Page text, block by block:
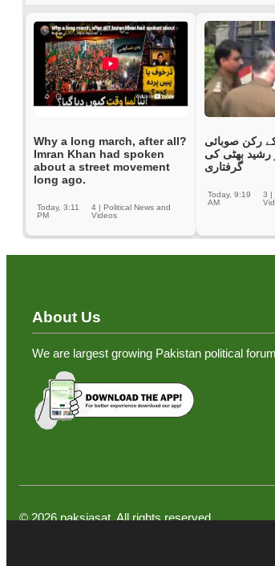
Why a long march, after all?
Imran Khan had spoken
about a street movement
long ago.
4 |Political News and
Videos
Today, 3:11
PM
رکن صوبائی
رشید بھٹی کی
گرفتاری
3 |
Today, 9:19
AM
About Us
We are largest growing Pakistan political
©2026paksiasat. All rights reserved.